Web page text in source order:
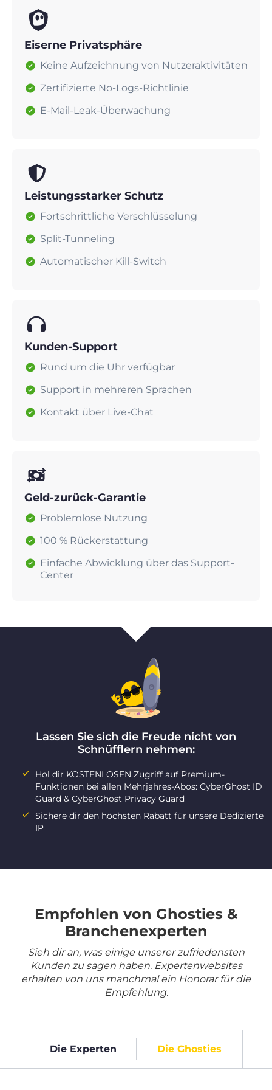
Eiserne Privatsphäre
Keine Aufzeichnung von Nutzeraktivitäten
Zertifizierte No-Logs-Richtlinie
E-Mail-Leak-Überwachung
Leistungsstarker Schutz
Fortschrittliche Verschlüsselung
Split-Tunneling
Automatischer Kill-Switch
Kunden-Support
Rund um die Uhr verfügbar
Support in mehreren Sprachen
Kontakt über Live-Chat
Geld-zurück-Garantie
Problemlose Nutzung
100 % Rückerstattung
Einfache Abwicklung über das Support-
Center
Lassen Sie sich die Freude nicht von
Schnüfflern nehmen:
Hol dir KOSTENLOSEN Zugriff auf Premium-
Funktionen bei allen Mehrjahres-Abos: CyberGhost ID
Guard & CyberGhost Privacy Guard
Sichere dir den höchsten Rabatt für unsere Dedizierte
IP
Empfohlen von Ghosties &
Branchenexperten
Sieh dir an, was einige unserer zufriedensten
Kunden zu sagen haben. Expertenwebsites
erhalten von uns manchmal ein Honorar für die
Empfehlung.
Die Experten Die Ghosties